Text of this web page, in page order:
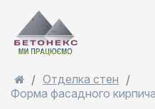
Отделка стен
Форма фасадного